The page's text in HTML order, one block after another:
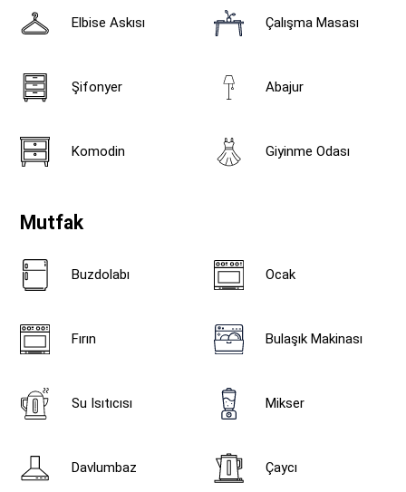
Elbise Askısı Çalışma Masası
Şifonyer Abajur
Komodin Giyinme Odası
Mutfak
Buzdolabı Ocak
Fırın Bulaşık Makinası
Su Isıtıcısı Mikser
Davlumbaz Çaycı